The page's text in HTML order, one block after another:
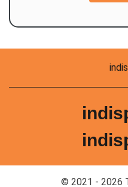
© 2021 - 2026